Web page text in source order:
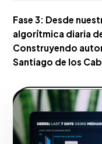
Fase 3: Desde
algorítmica diaria
Construyendo
Santiago de los
Hacerlo